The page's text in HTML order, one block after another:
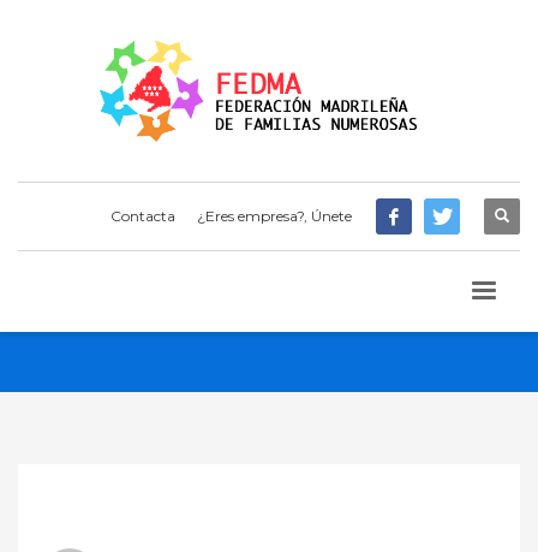
Contacta ¿Eres empresa?, Únete